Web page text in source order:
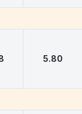
5.80